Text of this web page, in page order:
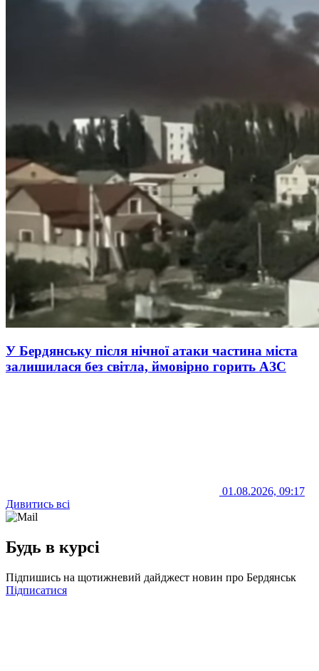
У Бердянську після нічної атаки частина міста
залишилася без світла, ймовірно горить АЗС
01.08.2026, 09:17
Дивитись всі
Будь в курсі
Підпишись на щотижневий дайджест новин про Бердянськ
Підписатися